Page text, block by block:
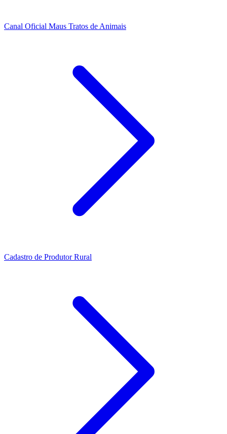
Canal Oficial Maus Tratos de Animais
Cadastro de Produtor Rural